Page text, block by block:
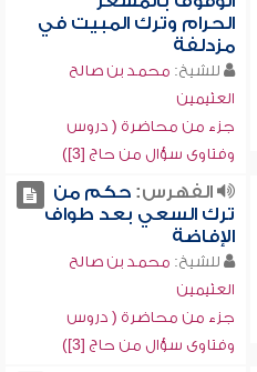
الحرام وترك المبيت في
مزدلفة
للشيخ: محمد بن صالح
العثيمين
جزء من محاضرة ( دروس
وفتاوى سؤال من حاج [3])
الفهرس:حكم من
ترك السعي بعد طواف
الإفاضة
للشيخ: محمد بن صالح
العثيمين
جزء من محاضرة ( دروس
وفتاوى سؤال من حاج [3])